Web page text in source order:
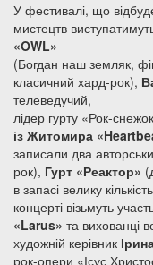
У фестивалі, що
мистецтв
«OWL»
(Богдан наш земляк,
класичний хард-рок),
телеведучий,
лідер гурту «Рок-
із Житомира
записали два
рок), Гурт «Реактор»
в запасі велику
концерті візьмуть
«Larus» та вихованці
художній керівник
рок-опери «Ісус